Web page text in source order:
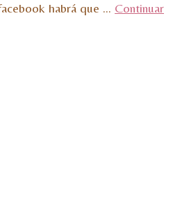
habrá que … Continuar